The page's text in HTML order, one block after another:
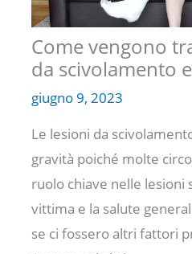
Come vengono
da scivolamento
giugno 9, 2023
Le lesioni da
gravità poiché molte
ruolo chiave nelle lesioni
vittima e la salute
se ci fossero altri fattori